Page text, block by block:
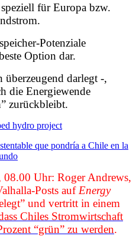
für Europa bzw.
Potenziale
Option dar.
darlegt -,
die Energiewende
zurückbleibt.
hydro project
que pondría a Chile en la
Uhr: Roger Andrews,
Posts auf Energy
und vertritt in einem
Chiles Stromwirtschaft
“grün” zu werden.